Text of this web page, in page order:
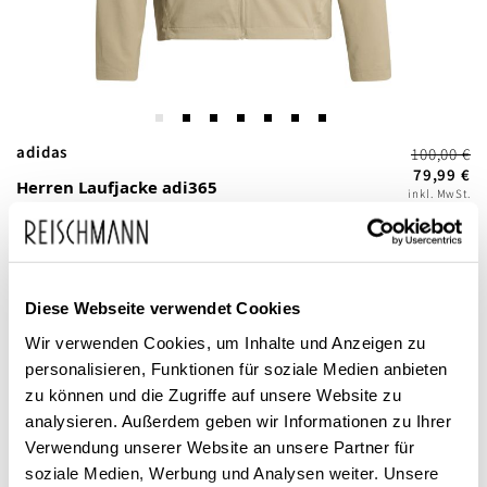
Diese Webseite verwendet Cookies
Wir verwenden Cookies, um Inhalte und Anzeigen zu
personalisieren, Funktionen für soziale Medien anbieten
zu können und die Zugriffe auf unsere Website zu
analysieren. Außerdem geben wir Informationen zu Ihrer
Verwendung unserer Website an unsere Partner für
soziale Medien, Werbung und Analysen weiter. Unsere
Zum
Anfang
der
Bildgalerie
springen
adidas
Herren Laufjacke adi365
100,00 €
79,99 €
inkl. MwSt.
Dieses Produkt ist exklusiv in unseren Filialen erhältlich. Prüfen Sie
mit einem Klick auf „Vor Ort verfügbar?", wo Ihre Größe vorrätig ist.